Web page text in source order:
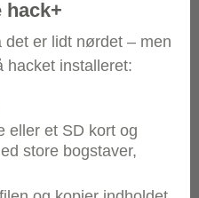
hack+
er lidt nørdet – men
hacket installeret:
eller et SD kort og
store bogstaver,